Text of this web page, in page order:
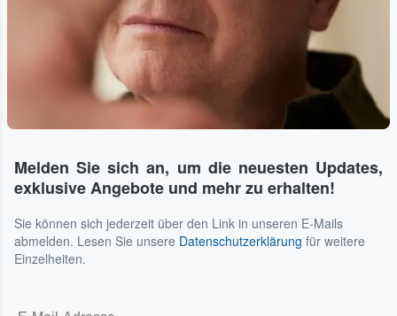
Melden Sie sich an, um die neuesten Updates,
exklusive Angebote und mehr zu erhalten!
Sie können sich jederzeit über den Link in unseren E-Mails
abmelden. Lesen Sie unsere Datenschutzerklärung für weitere
Einzelheiten.